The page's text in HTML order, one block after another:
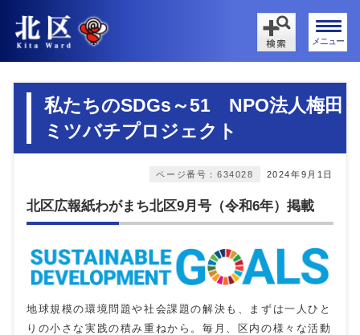
メニュー
私たちのSDGs～51 NPO法人梅田
ミツバチプロジェクト
2024年9月1日
ページ番号：634028
北区広報紙わがまち北区9月号（令和6年）掲載
地球規模の環境問題や社会課題の解決も、まずは一人ひと
りの小さな実践の積み重ねから。毎月、区内の様々な活動